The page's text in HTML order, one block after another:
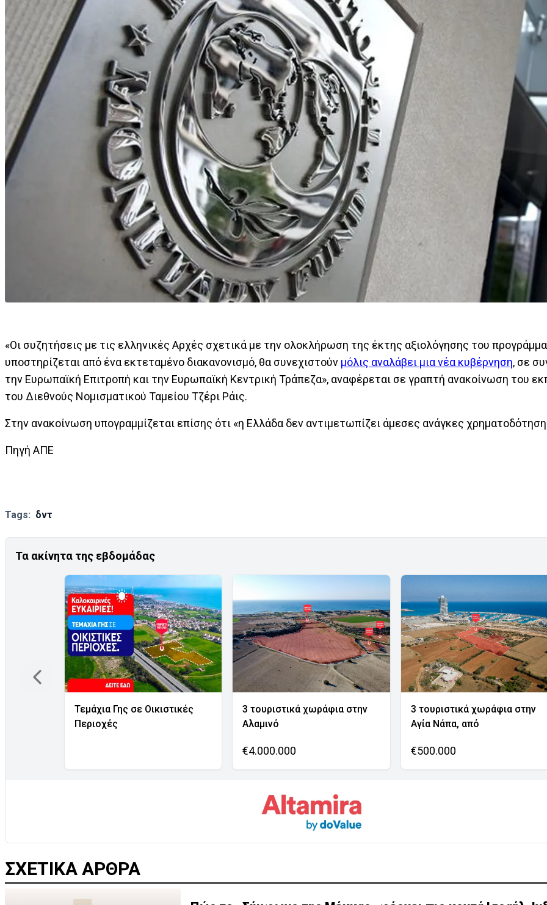
«Οι συζητήσεις με τις ελληνικές Αρχές σχετικά με την ολοκλήρωση της έκτης αξιολόγησης του
υποστηρίζεται από ένα εκτεταμένο διακανονισμό, θα συνεχιστούν μόλις αναλάβει μια νέα κυβέρνηση, σε
την Ευρωπαϊκή Επιτροπή και την Ευρωπαϊκή Κεντρική Τράπεζα», αναφέρεται σε γραπτή ανακοίνωση του
του Διεθνούς Νομισματικού Ταμείου Τζέρι Ράις.
Στην ανακοίνωση υπογραμμίζεται επίσης ότι «η Ελλάδα δεν αντιμετωπίζει άμεσες ανάγκες
Πηγή ΑΠΕ
Tags: δντ
Τα ακίνητα της εβδομάδας
Τεμάχια Γης σε Οικιστικές
Περιοχές
3 τουριστικά χωράφια στην
Αλαμινό
€4.000.000
3 τουριστικά χωράφια στην
Αγία Νάπα, από
€500.000
ΣΧΕΤΙΚΑ ΑΡΘΡΑ